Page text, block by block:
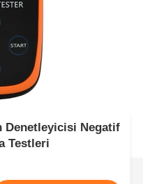
Denetleyicisi Negatif
Testleri